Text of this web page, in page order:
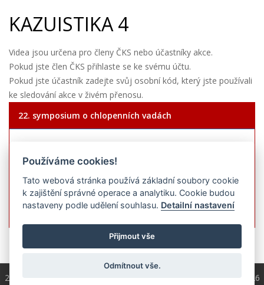
KAZUISTIKA 4
Videa jsou určena pro členy ČKS nebo účastníky akce.
Pokud jste člen ČKS přihlaste se ke svému účtu.
Pokud jste účastník zadejte svůj osobní kód, který jste používali
ke sledování akce v živém přenosu.
22. symposium o chlopenních vadách
po zaplacení registrace):
2004 - 2026 © Copyright / programování a správa 2004 - 2026
Používáme cookies!
Tato webová stránka používá základní soubory cookie
k zajištění správné operace a analytiku. Cookie budou
nastaveny podle udělení souhlasu. Detailní nastavení
Přijmout vše
Odmítnout vše.